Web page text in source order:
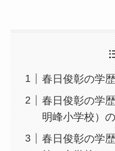
春日俊彰の学
春日俊彰の学
明峰小学校）
春日俊彰の学